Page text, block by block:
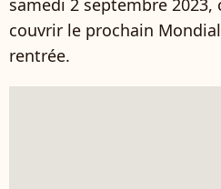
samedi 2 septembre 2023,
couvrir le prochain
rentrée.